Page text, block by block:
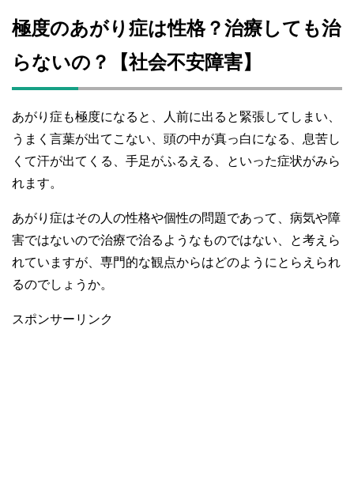
極度のあがり症は性格？治療しても治
らないの？【社会不安障害】
あがり症も極度になると、人前に出ると緊張してしまい、
うまく言葉が出てこない、頭の中が真っ白になる、息苦し
くて汗が出てくる、手足がふるえる、といった症状がみら
れます。
あがり症はその人の性格や個性の問題であって、病気や障
害ではないので治療で治るようなものではない、と考えら
れていますが、専門的な観点からはどのようにとらえられ
るのでしょうか。
スポンサーリンク